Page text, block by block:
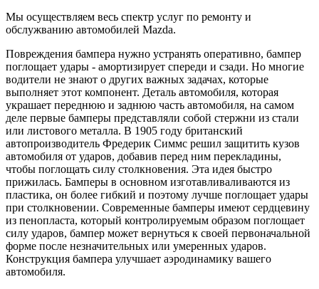
Мы осуществляем весь спектр услуг по ремонту и
обслужванию автомобилей Mazda.
Повреждения бампера нужно устранять оперативно, бампер
поглощает удары - амортизирует спереди и сзади. Но многие
водители не знают о других важных задачах, которые
выполняет этот компонент. Деталь автомобиля, которая
украшает переднюю и заднюю часть автомобиля, на самом
деле первые бамперы представляли собой стержни из стали
или листового металла. В 1905 году британский
автопроизводитель Фредерик Симмс решил защитить кузов
автомобиля от ударов, добавив перед ним перекладины,
чтобы поглощать силу столкновения. Эта идея быстро
прижилась. Бамперы в основном изготавливаливаются из
пластика, он более гибкий и поэтому лучше поглощает удары
при столкновении. Современные бамперы имеют сердцевину
из пенопласта, который контролируемым образом поглощает
силу ударов, бампер может вернуться к своей первоначальной
форме после незначительных или умеренных ударов.
Конструкция бампера улучшает аэродинамику вашего
автомобиля.